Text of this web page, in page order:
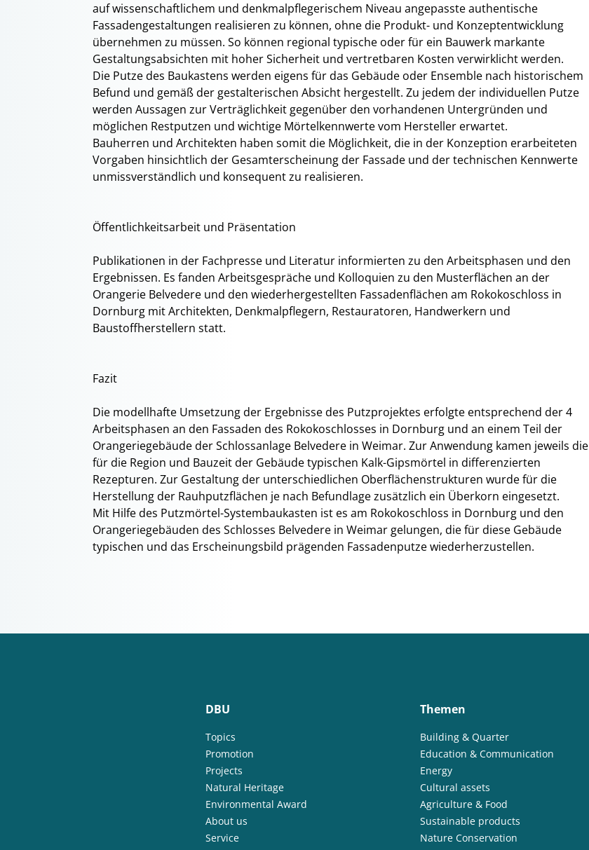
auf wissenschaftlichem und denkmalpflegerischem Niveau angepasste authentische
Fassadengestaltungen realisieren zu können, ohne die Produkt- und Konzeptentwicklung
übernehmen zu müssen. So können regional typische oder für ein Bauwerk markante
Gestaltungsabsichten mit hoher Sicherheit und vertretbaren Kosten verwirklicht werden.
Die Putze des Baukastens werden eigens für das Gebäude oder Ensemble nach historischem
Befund und gemäß der gestalterischen Absicht hergestellt. Zu jedem der individuellen Putze
werden Aussagen zur Verträglichkeit gegenüber den vorhandenen Untergründen und
möglichen Restputzen und wichtige Mörtelkennwerte vom Hersteller erwartet.
Bauherren und Architekten haben somit die Möglichkeit, die in der Konzeption erarbeiteten
Vorgaben hinsichtlich der Gesamterscheinung der Fassade und der technischen Kennwerte
unmissverständlich und konsequent zu realisieren.
Öffentlichkeitsarbeit und Präsentation
Publikationen in der Fachpresse und Literatur informierten zu den Arbeitsphasen und den
Ergebnissen. Es fanden Arbeitsgespräche und Kolloquien zu den Musterflächen an der
Orangerie Belvedere und den wiederhergestellten Fassadenflächen am Rokokoschloss in
Dornburg mit Architekten, Denkmalpflegern, Restauratoren, Handwerkern und
Baustoffherstellern statt.
Fazit
Die modellhafte Umsetzung der Ergebnisse des Putzprojektes erfolgte entsprechend der 4
Arbeitsphasen an den Fassaden des Rokokoschlosses in Dornburg und an einem Teil der
Orangeriegebäude der Schlossanlage Belvedere in Weimar. Zur Anwendung kamen jeweils die
für die Region und Bauzeit der Gebäude typischen Kalk-Gipsmörtel in differenzierten
Rezepturen. Zur Gestaltung der unterschiedlichen Oberflächenstrukturen wurde für die
Herstellung der Rauhputzflächen je nach Befundlage zusätzlich ein Überkorn eingesetzt.
Mit Hilfe des Putzmörtel-Systembaukasten ist es am Rokokoschloss in Dornburg und den
Orangeriegebäuden des Schlosses Belvedere in Weimar gelungen, die für diese Gebäude
typischen und das Erscheinungsbild prägenden Fassadenputze wiederherzustellen.
DBU
Topics
Promotion
Projects
Natural Heritage
Environmental Award
About us
Service
Themen
Building & Quarter
Education & Communication
Energy
Cultural assets
Agriculture & Food
Sustainable products
Nature Conservation